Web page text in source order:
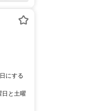
にする
日と土曜